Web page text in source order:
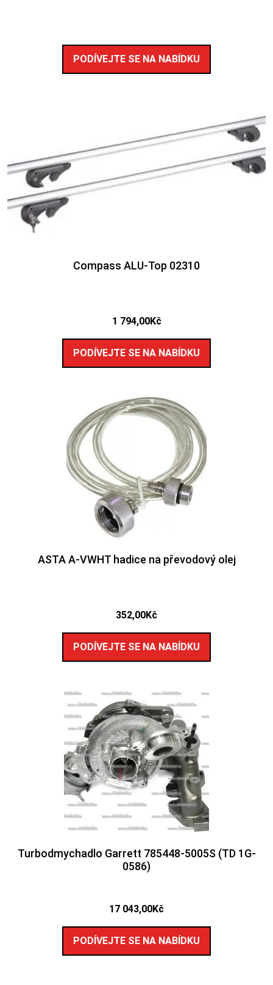
PODÍVEJTE SE NA NABÍDKU
Compass ALU-Top 02310
1 794,00Kč
PODÍVEJTE SE NA NABÍDKU
ASTA A-VWHT hadice na převodový olej
352,00Kč
PODÍVEJTE SE NA NABÍDKU
Turbodmychadlo Garrett 785448-5005S (TD 1G-
0586)
17 043,00Kč
PODÍVEJTE SE NA NABÍDKU